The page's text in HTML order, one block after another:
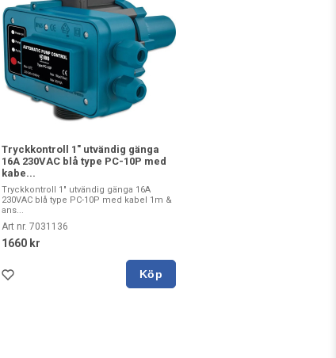
Tryckkontroll 1" utvändig gänga
16A 230VAC blå type PC-10P med
kabe...
Tryckkontroll 1" utvändig gänga 16A
230VAC blå type PC-10P med kabel 1m &
ans...
Art nr. 7031136
1660 kr
Köp